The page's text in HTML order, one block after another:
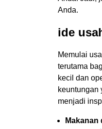
Anda.
ide
Memulai
terutama
kecil dan
keuntungan
menjadi
Makanan